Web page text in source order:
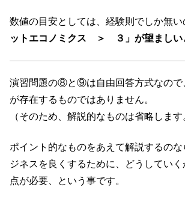
数値の目安としては、経験則でしか無い
ットエコノミクス ＞ ３」が望ましい
演習問題の⑧と⑨は自由回答方式なので
が存在するものではありません。
（そのため、解説的なものは省略します
ポイント的なものをあえて解説するの
ジネスを良くするために、どうしてい
点が必要、という事です。